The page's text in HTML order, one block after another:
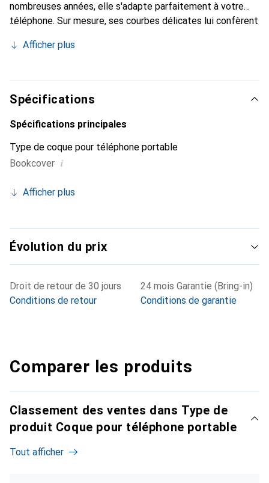
nombreuses années, elle s'adapte parfaitement à votre
téléphone. Sur mesure, ses courbes délicates lui confèrent
chic et essentiel pour votre smartphone. Reconnaître
marque Noreve est un choix sûr pour une clientèle
exigeante.
Afficher plus
Spécifications
Spécifications principales
Type de coque pour téléphone portable
Bookcover i
Afficher plus
Évolution du prix
Droit de retour de 30 jours
Conditions de retour
24 mois Garantie (Bring-in)
Conditions de garantie
Comparer les produits
Classement des ventes dans Type de
produit Coque pour téléphone portable
Tout afficher